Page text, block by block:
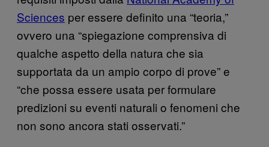
Sciences per essere definito una “teoria,”
ovvero una “spiegazione comprensiva di
qualche aspetto della natura che sia
supportata da un ampio corpo di prove” e
“che possa essere usata per formulare
predizioni su eventi naturali o fenomeni che
non sono ancora stati osservati.”